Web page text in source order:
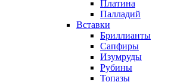
Платина
Палладий
Вставки
Бриллианты
Сапфиры
Изумруды
Рубины
Топазы